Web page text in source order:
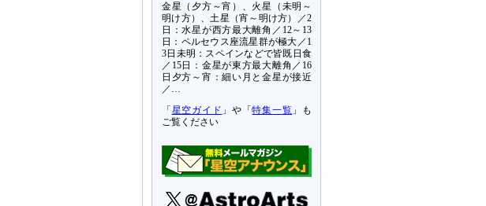
金星（夕方～宵）、火星（未明～
明け方）、土星（宵～明け方）／2
日：水星が西方最大離角／12～13
日：ペルセウス座流星群が極大／1
3日未明：スペインなどで皆既日食
／15日：金星が東方最大離角／16
日夕方～宵：細い月と金星が接近
／…
「 星空ガイド 」や「特集一覧 」も
ご覧ください